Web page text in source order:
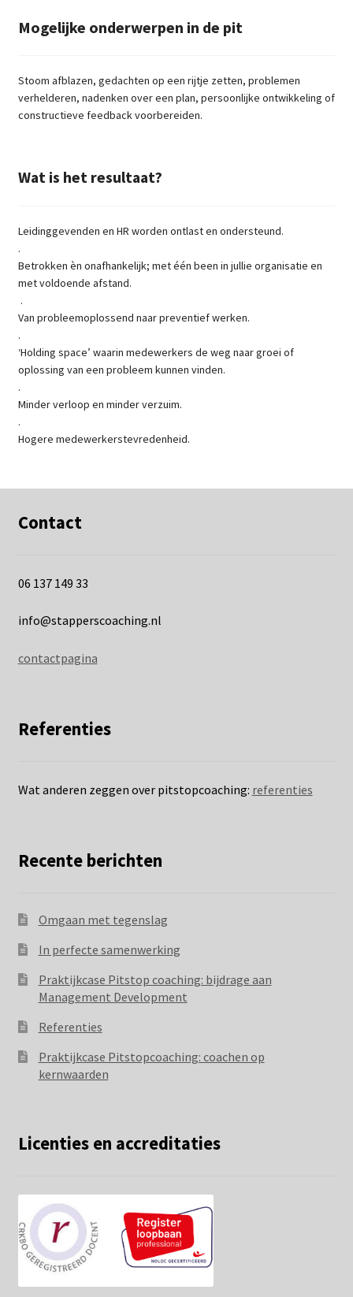
Mogelijke onderwerpen in de pit
Stoom afblazen, gedachten op een rijtje zetten, problemen
verhelderen, nadenken over een plan, persoonlijke ontwikkeling of
constructieve feedback voorbereiden.
Wat is het resultaat?
Leidinggevenden en HR worden ontlast en ondersteund.
.
Betrokken èn onafhankelijk; met één been in jullie organisatie en
met voldoende afstand.
.
Van probleemoplossend naar preventief werken.
.
‘Holding space’ waarin medewerkers de weg naar groei of
oplossing van een probleem kunnen vinden.
.
Minder verloop en minder verzuim.
.
Hogere medewerkerstevredenheid.
Contact
06 137 149 33
info@stapperscoaching.nl
contactpagina
Referenties
Wat anderen zeggen over pitstopcoaching: referenties
Recente berichten
Omgaan met tegenslag
In perfecte samenwerking
Praktijkcase Pitstop coaching: bijdrage aan
Management Development
Referenties
Praktijkcase Pitstopcoaching: coachen op
kernwaarden
Licenties en accreditaties